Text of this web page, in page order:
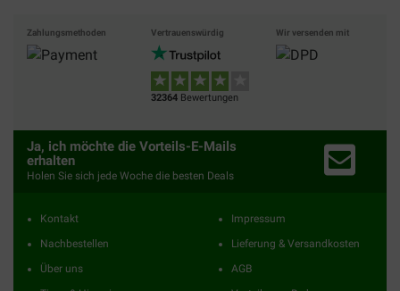
Zahlungsmethoden Vertrauenswürdig
32364 Bewertungen
Wir versenden mit
Ja, ich möchte die Vorteils-E-Mails
erhalten
Holen Sie sich jede Woche die besten Deals
Kontakt
Nachbestellen
Über uns
Impressum
Lieferung & Versandkosten
AGB